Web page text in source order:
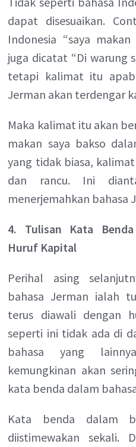
dapat disesuaikan.
Indonesia “saya
juga dicatat “Di warung
tetapi kalimat itu
Jerman akan terdengar
Maka kalimat itu akan
makan saya bakso
yang tidak biasa,
dan rancu. Ini
menerjemahkan bahasa
4. Tulisan Kata
Huruf Kapital
Perihal asing
bahasa Jerman ialah
terus diawali dengan
seperti ini tidak ada di
bahasa yang
kemungkinan akan
kata benda dalam
Kata benda dalam
diistimewakan sekali.